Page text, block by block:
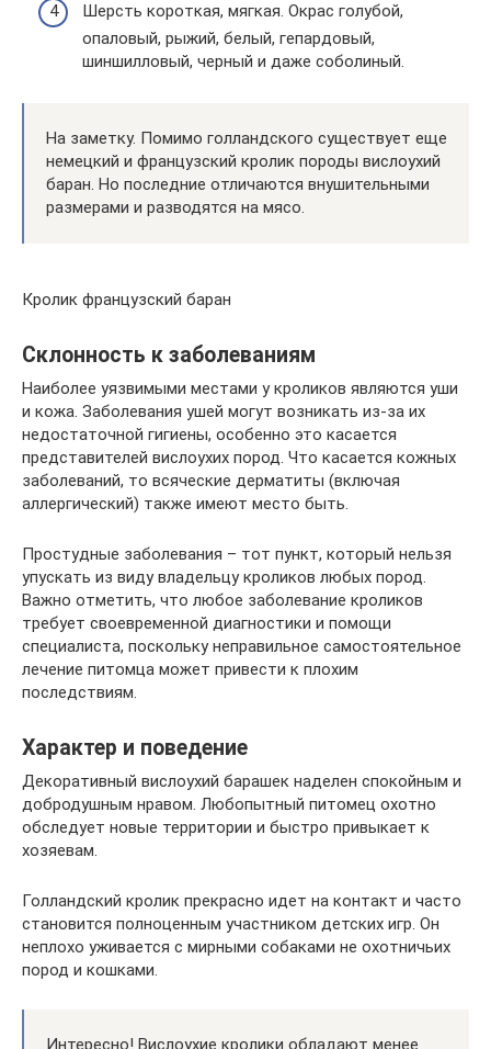
Шерсть короткая, мягкая. Окрас голубой,
опаловый, рыжий, белый, гепардовый,
шиншилловый, черный и даже соболиный.
На заметку. Помимо голландского существует еще
немецкий и французский кролик породы вислоухий
баран. Но последние отличаются внушительными
размерами и разводятся на мясо.
Кролик французский баран
Склонность к заболеваниям
Наиболее уязвимыми местами у кроликов являются уши
и кожа. Заболевания ушей могут возникать из-за их
недостаточной гигиены, особенно это касается
представителей вислоухих пород. Что касается кожных
заболеваний, то всяческие дерматиты (включая
аллергический) также имеют место быть.
Простудные заболевания – тот пункт, который нельзя
упускать из виду владельцу кроликов любых пород.
Важно отметить, что любое заболевание кроликов
требует своевременной диагностики и помощи
специалиста, поскольку неправильное самостоятельное
лечение питомца может привести к плохим
последствиям.
Характер и поведение
Декоративный вислоухий барашек наделен спокойным и
добродушным нравом. Любопытный питомец охотно
обследует новые территории и быстро привыкает к
хозяевам.
Голландский кролик прекрасно идет на контакт и часто
становится полноценным участником детских игр. Он
неплохо уживается с мирными собаками не охотничьих
пород и кошками.
Интересно! Вислоухие кролики обладают менее